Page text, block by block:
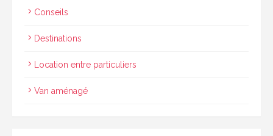
Conseils
Destinations
Location entre particuliers
Van aménagé